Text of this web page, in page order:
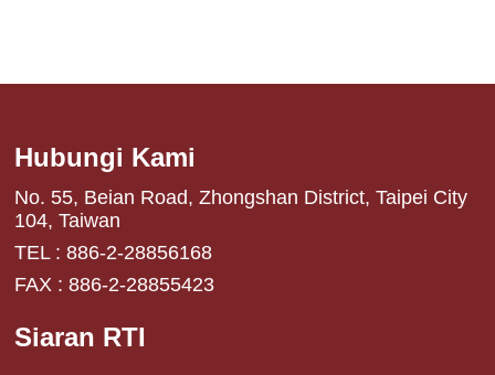
Hubungi Kami
No. 55, Beian Road, Zhongshan District, Taipei City
104, Taiwan
TEL : 886-2-28856168
FAX : 886-2-28855423
Siaran RTI